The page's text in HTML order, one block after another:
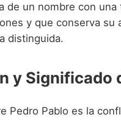
de un nombre con
y que conserva su
distinguida.
y Significado
Pedro Pablo es la